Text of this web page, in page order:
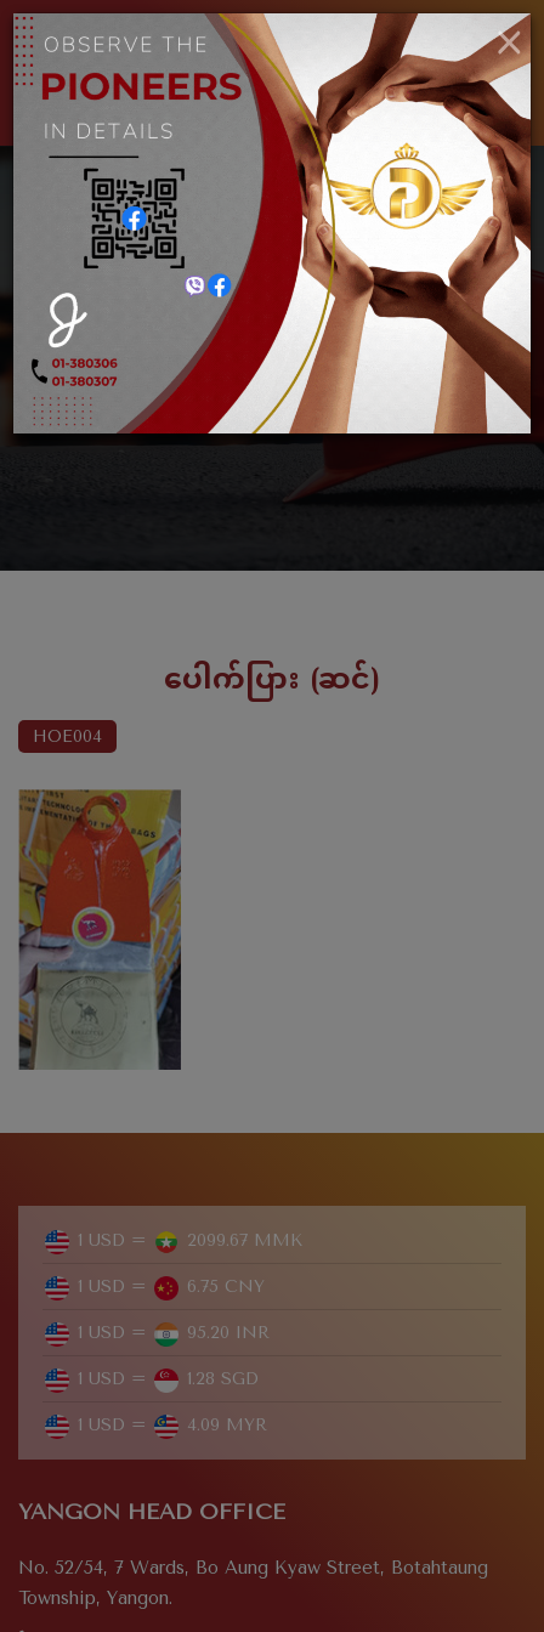
MYANMAR
Toggle
ပေါက်ပြား (ဆင်)
Home ပေါက်ပြား (ဆင်)
ပေါက်ပြား (ဆင်)
HOE004
1 USD = 2099.67 MMK
1 USD = 6.75 CNY
1 USD = 95.20 INR
1 USD = 1.28 SGD
1 USD = 4.09 MYR
YANGON HEAD OFFICE
No. 52/54, 7 Wards, Bo Aung Kyaw Street, Botahtaung
Township, Yangon.
×